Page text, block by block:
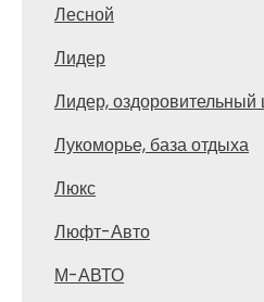
Лесной
Лидер
Лидер, оздоровительный
Лукоморье, база отдыха
Люкс
Люфт-Авто
М-АВТО